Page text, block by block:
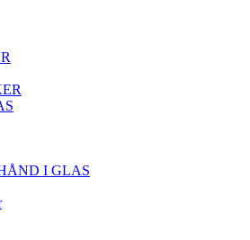
I GLAS